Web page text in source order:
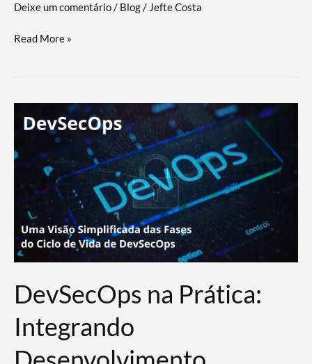
a
workflows
Deixe um comentário/ Blog/ Jefte Costa
teste
palyer
Lance
Rural
Read More »
DevSecOps na Prática:
Integrando